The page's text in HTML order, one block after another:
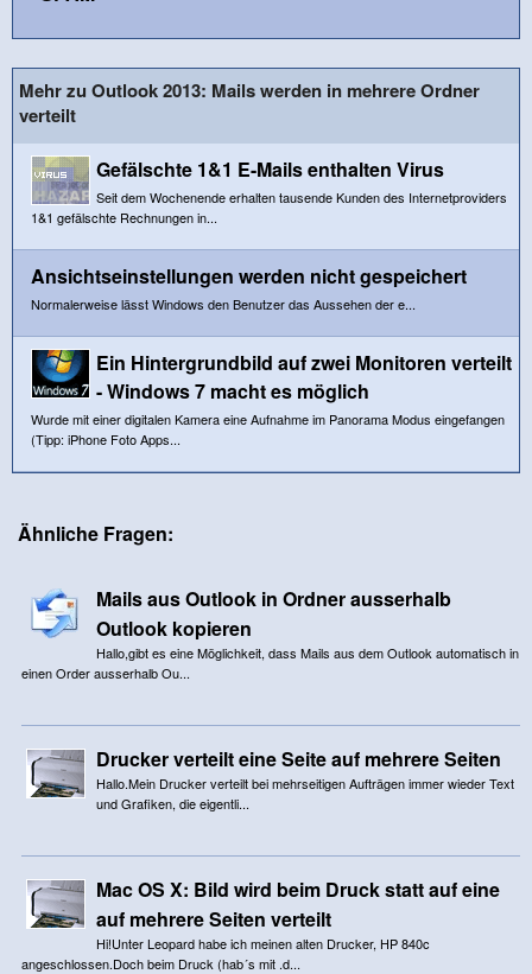
Mehr zu Outlook 2013: Mails werden in mehrere Ordner
verteilt
Gefälschte 1&1 E-Mails enthalten Virus
Seit dem Wochenende erhalten tausende Kunden des Internetproviders
1&1 gefälschte Rechnungen in...
Ansichtseinstellungen werden nicht gespeichert
Normalerweise lässt Windows den Benutzer das Aussehen der e...
Ein Hintergrundbild auf zwei Monitoren verteilt
- Windows 7 macht es möglich
Wurde mit einer digitalen Kamera eine Aufnahme im Panorama Modus eingefangen
(Tipp: iPhone Foto Apps...
Ähnliche Fragen:
Mails aus Outlook in Ordner ausserhalb
Outlook kopieren
Hallo,gibt es eine Möglichkeit, dass Mails aus dem Outlook automatisch in
einen Order ausserhalb Ou...
Drucker verteilt eine Seite auf mehrere Seiten
Hallo.Mein Drucker verteilt bei mehrseitigen Aufträgen immer wieder Text
und Grafiken, die eigentli...
Mac OS X: Bild wird beim Druck statt auf eine
auf mehrere Seiten verteilt
Hi!Unter Leopard habe ich meinen alten Drucker, HP 840c
angeschlossen.Doch beim Druck (hab´s mit .d...